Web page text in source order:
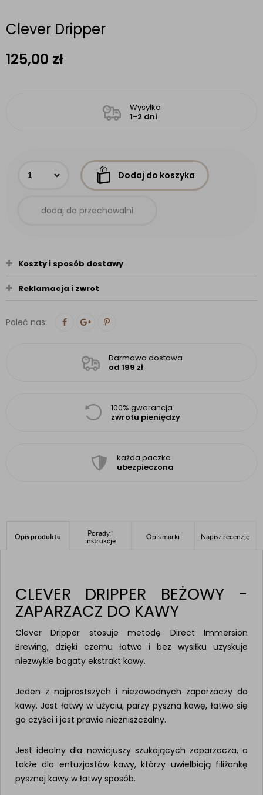
Clever Dripper
125,00 zł
Wysyłka
1-2 dni
Dodaj do koszyka
dodaj do przechowalni
Koszty i sposób dostawy
Reklamacja i zwrot
Poleć nas:
Darmowa dostawa
od 199 zł
100% gwarancja
zwrotu pieniędzy
każda paczka
ubezpieczona
Opis produktu
Porady i
instrukcje
Opis marki Napisz recenzję
CLEVER DRIPPER BEŻOWY -
ZAPARZACZ DO KAWY
Clever Dripper stosuje metodę Direct Immersion
Brewing, dzięki czemu łatwo i bez wysiłku uzyskuje
niezwykle bogaty ekstrakt kawy.
Jeden z najprostszych i niezawodnych zaparzaczy do
kawy. Jest łatwy w użyciu, parzy pyszną kawę, łatwo się
go czyści i jest prawie niezniszczalny.
Jest idealny dla nowicjuszy szukających zaparzacza, a
także dla entuzjastów kawy, którzy uwielbiają filiżankę
pysznej kawy w łatwy sposób.